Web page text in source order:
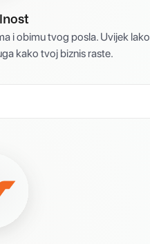
i obimu tvog posla. Uvijek lako
kako tvoj biznis raste.